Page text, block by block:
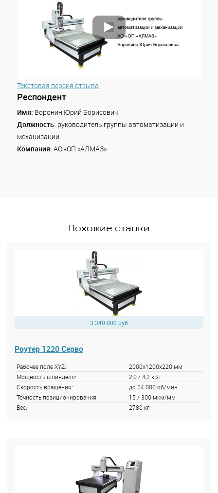
Текстовая версия отзыва
Респондент
Имя: Воронин Юрий Борисович
Должность: руководитель группы автоматизации и
механизации
Компания: АО «ОП «АЛМАЗ»
Похожие станки
3 340 000 руб
Роутер 1220 Серво
Рабочее поле XYZ:
2000x1200x220 мм
Мощность шпинделя:
2,0 / 4,2 кВт
Скорость вращения:
до 24 000 об/мин
Точность позиционирования:
15 / 300 мкм/мм
Вес:
2780 кг